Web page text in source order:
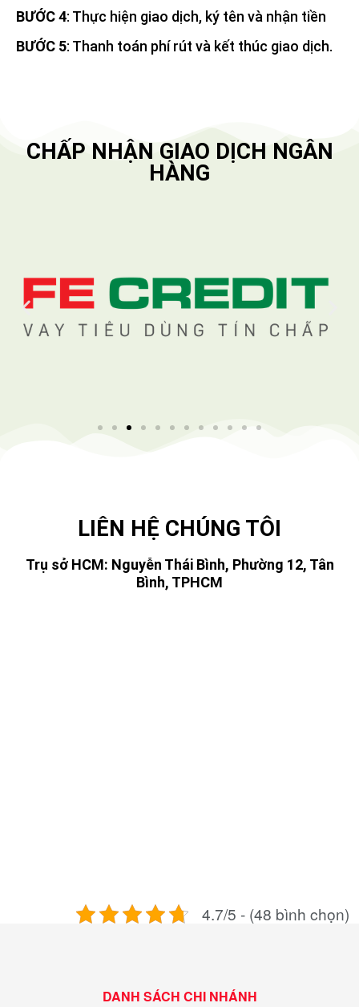
BƯỚC 4: Thực hiện giao dịch, ký tên và nhận tiền
BƯỚC 5: Thanh toán phí rút và kết thúc giao dịch.
CHẤP NHẬN GIAO DỊCH NGÂN
HÀNG
LIÊN HỆ CHÚNG TÔI
Trụ sở HCM: Nguyễn Thái Bình, Phường 12, Tân
Bình, TPHCM
4.7/5 - (48 bình chọn)
DANH SÁCH CHI NHÁNH